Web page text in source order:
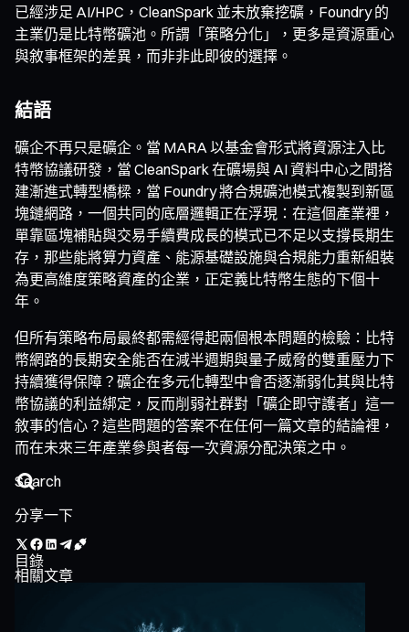
已經涉足 AI/HPC，CleanSpark 並未放棄挖礦，Foundry 的
主業仍是比特幣礦池。所謂「策略分化」，更多是資源重心
與敘事框架的差異，而非非此即彼的選擇。
結語
礦企不再只是礦企。當 MARA 以基金會形式將資源注入比
特幣協議研發，當 CleanSpark 在礦場與 AI 資料中心之間搭
建漸進式轉型橋樑，當 Foundry 將合規礦池模式複製到新區
塊鏈網路，一個共同的底層邏輯正在浮現：在這個產業裡，
單靠區塊補貼與交易手續費成長的模式已不足以支撐長期生
存，那些能將算力資產、能源基礎設施與合規能力重新組裝
為更高維度策略資產的企業，正定義比特幣生態的下個十
年。
但所有策略布局最終都需經得起兩個根本問題的檢驗：比特
幣網路的長期安全能否在減半週期與量子威脅的雙重壓力下
持續獲得保障？礦企在多元化轉型中會否逐漸弱化其與比特
幣協議的利益綁定，反而削弱社群對「礦企即守護者」這一
敘事的信心？這些問題的答案不在任何一篇文章的結論裡，
而在未來三年產業參與者每一次資源分配決策之中。
分享一下
目錄
相關文章